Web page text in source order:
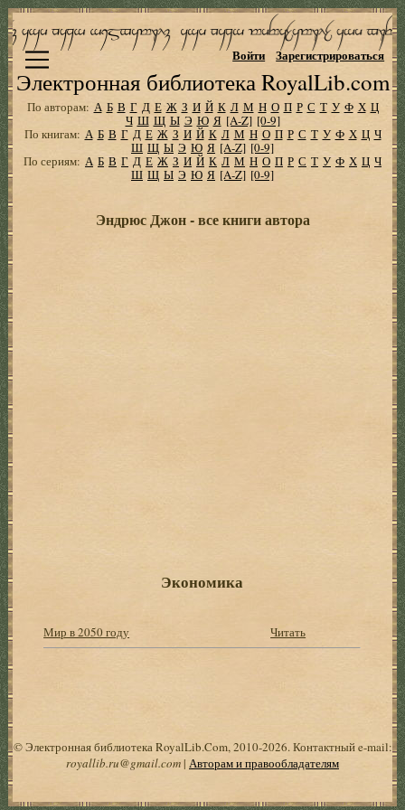
Электронная библиотека RoyalLib.com
Войти Зарегистрироваться
По авторам: А Б В Г Д Е Ж З И Й К Л М Н О П Р С Т У Ф Х Ц
Ч Ш Щ Ы Э Ю Я [A-Z] [0-9]
По книгам: А Б В Г Д Е Ж З И Й К Л М Н О П Р С Т У Ф Х Ц Ч
Ш Щ Ы Э Ю Я [A-Z] [0-9]
По сериям: А Б В Г Д Е Ж З И Й К Л М Н О П Р С Т У Ф Х Ц Ч
Ш Щ Ы Э Ю Я [A-Z] [0-9]
Эндрюс Джон - все книги автора
Экономика
Мир в 2050 году Читать
© Электронная библиотека RoyalLib.Com, 2010-2026. Контактный e-mail:
royallib.ru@gmail.com| Авторам и правообладателям